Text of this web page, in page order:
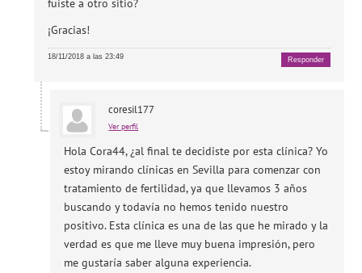
fuiste a otro sitio?
¡Gracias!
18/11/2018 a las 23:49 Responder
coresil177
Ver perfil
Hola Cora44, ¿al final te decidiste por esta clínica? Yo
estoy mirando clínicas en Sevilla para comenzar con
tratamiento de fertilidad, ya que llevamos 3 años
buscando y todavía no hemos tenido nuestro
positivo. Esta clínica es una de las que he mirado y la
verdad es que me lleve muy buena impresión, pero
me gustaría saber alguna experiencia.